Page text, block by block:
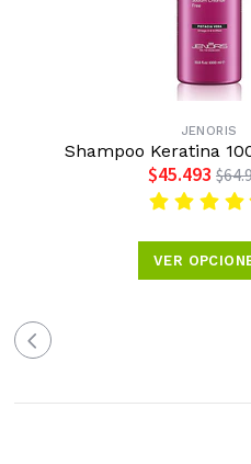
JENORIS
Shampoo Keratina
$45.493
VER